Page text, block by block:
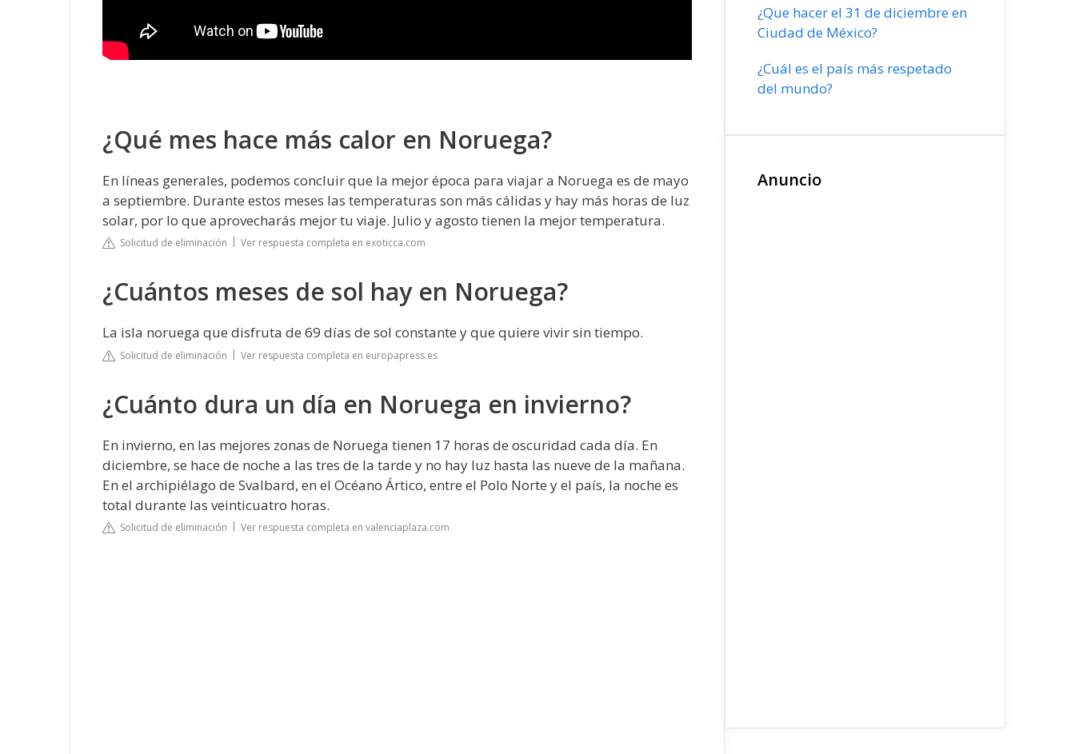
¿Qué mes hace más calor en Noruega?
En líneas generales, podemos concluir que la mejor época para viajar a Noruega es de mayo
a septiembre. Durante estos meses las temperaturas son más cálidas y hay más horas de luz
solar, por lo que aprovecharás mejor tu viaje. Julio y agosto tienen la mejor temperatura.
Solicitud de eliminación Ver respuesta completa en exoticca.com
¿Cuántos meses de sol hay en Noruega?
La isla noruega que disfruta de 69 días de sol constante y que quiere vivir sin tiempo.
Solicitud de eliminación Ver respuesta completa en europapress.es
¿Cuánto dura un día en Noruega en invierno?
En invierno, en las mejores zonas de Noruega tienen 17 horas de oscuridad cada día. En
diciembre, se hace de noche a las tres de la tarde y no hay luz hasta las nueve de la mañana.
En el archipiélago de Svalbard, en el Océano Ártico, entre el Polo Norte y el país, la noche es
total durante las veinticuatro horas.
Solicitud de eliminación Ver respuesta completa en valenciaplaza.com
¿Que hacer el 31 de diciembre en
Ciudad de México?
¿Cuál es el país más respetado
del mundo?
Anuncio